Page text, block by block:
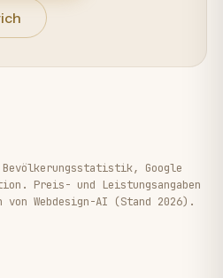
Google
Preis- und Leistungsangaben
Webdesign-AI (Stand 2026).